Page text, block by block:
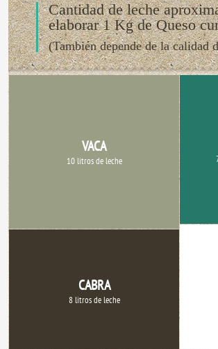
Cantidad de leche
elaborar 1 Kg de Queso
(También depende de la calidad
VACA
10 litros de leche
CABRA
8 litros de leche